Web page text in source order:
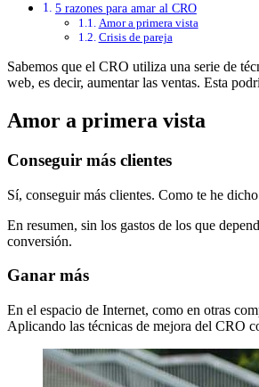
5 razones para amar al CRO
Amor a primera vista
Crisis de pareja
Sabemos que el CRO utiliza una serie de
web, es decir, aumentar las ventas. Esta
Amor a primera vista
Conseguir más clientes
Sí, conseguir más clientes. Como te he
En resumen, sin los gastos de los que
conversión.
Ganar más
En el espacio de Internet, como en otras
Aplicando las técnicas de mejora del CRO